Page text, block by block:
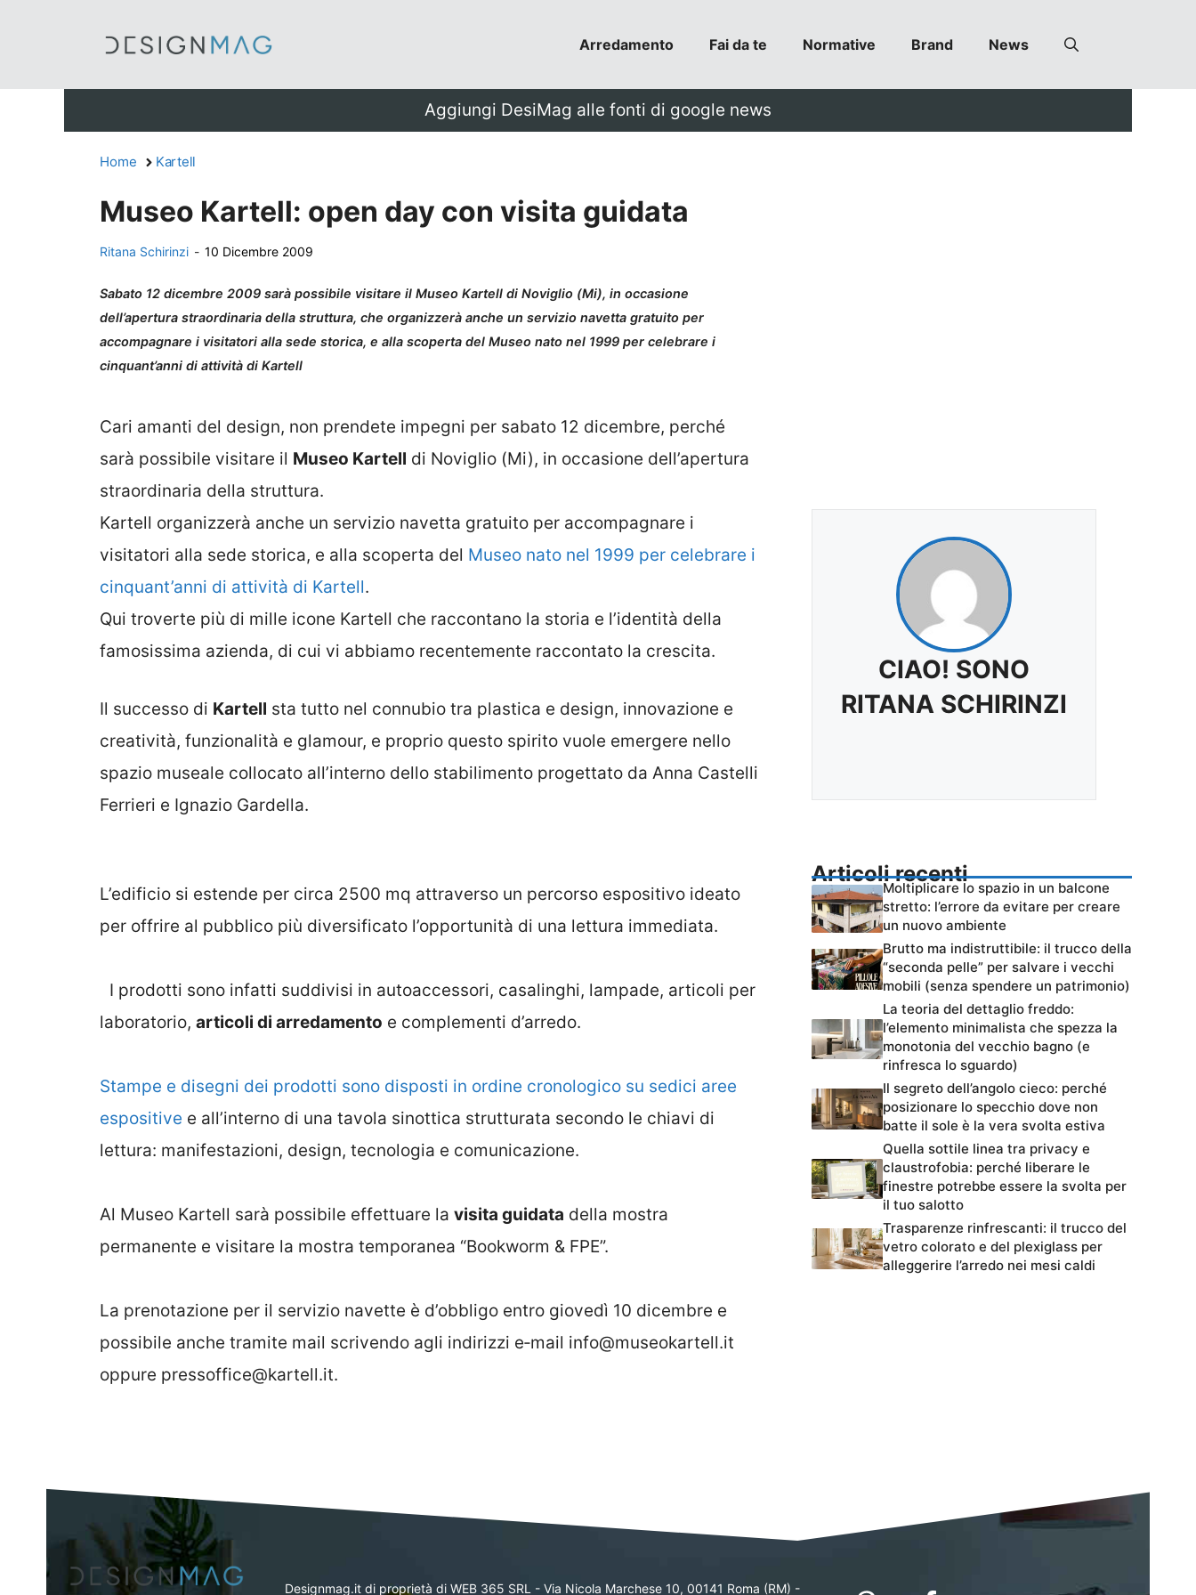
Arredamento Fai da te Normative Brand News
Aggiungi DesiMag alle fonti di google news
Home Kartell
Museo Kartell: open day con visita guidata
Ritana Schirinzi - 10 Dicembre 2009
Sabato 12 dicembre 2009 sarà possibile visitare il Museo Kartell di Noviglio (Mi), in occasione
dell’apertura straordinaria della struttura, che organizzerà anche un servizio navetta gratuito per
accompagnare i visitatori alla sede storica, e alla scoperta del Museo nato nel 1999 per celebrare i
cinquant’anni di attività di Kartell
Cari amanti del design, non prendete impegni per sabato 12 dicembre, perché
sarà possibile visitare il Museo Kartell di Noviglio (Mi), in occasione dell’apertura
straordinaria della struttura.
Kartell organizzerà anche un servizio navetta gratuito per accompagnare i
visitatori alla sede storica, e alla scoperta del Museo nato nel 1999 per celebrare i
cinquant’anni di attività di Kartell.
Qui troverte più di mille icone Kartell che raccontano la storia e l’identità della
famosissima azienda, di cui vi abbiamo recentemente raccontato la crescita.
Il successo di Kartell sta tutto nel connubio tra plastica e design, innovazione e
creatività, funzionalità e glamour, e proprio questo spirito vuole emergere nello
spazio museale collocato all’interno dello stabilimento progettato da Anna Castelli
Ferrieri e Ignazio Gardella.
L’edificio si estende per circa 2500 mq attraverso un percorso espositivo ideato
per offrire al pubblico più diversificato l’opportunità di una lettura immediata.
I prodotti sono infatti suddivisi in autoaccessori, casalinghi, lampade, articoli per
laboratorio, articoli di arredamento e complementi d’arredo.
Stampe e disegni dei prodotti sono disposti in ordine cronologico su sedici aree
espositive e all’interno di una tavola sinottica strutturata secondo le chiavi di
lettura: manifestazioni, design, tecnologia e comunicazione.
Al Museo Kartell sarà possibile effettuare la visita guidata della mostra
permanente e visitare la mostra temporanea “Bookworm & FPE”.
La prenotazione per il servizio navette è d’obbligo entro giovedì 10 dicembre e
possibile anche tramite mail scrivendo agli indirizzi e‐mail info@museokartell.it
oppure pressoffice@kartell.it.
CIAO! SONO
RITANA SCHIRINZI
Articoli recenti
Moltiplicare lo spazio in un balcone
stretto: l’errore da evitare per creare
un nuovo ambiente
Brutto ma indistruttibile: il trucco della
“seconda pelle” per salvare i vecchi
mobili (senza spendere un patrimonio)
La teoria del dettaglio freddo:
l’elemento minimalista che spezza la
monotonia del vecchio bagno (e
rinfresca lo sguardo)
Il segreto dell’angolo cieco: perché
posizionare lo specchio dove non
batte il sole è la vera svolta estiva
Quella sottile linea tra privacy e
claustrofobia: perché liberare le
finestre potrebbe essere la svolta per
il tuo salotto
Trasparenze rinfrescanti: il trucco del
vetro colorato e del plexiglass per
alleggerire l’arredo nei mesi caldi
Designmag.it di proprietà di WEB 365 SRL - Via Nicola Marchese 10, 00141 Roma (RM) -